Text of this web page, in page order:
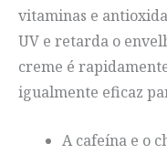
vitaminas e
UV e retarda o
creme é
igualmente eficaz
A cafeína e o